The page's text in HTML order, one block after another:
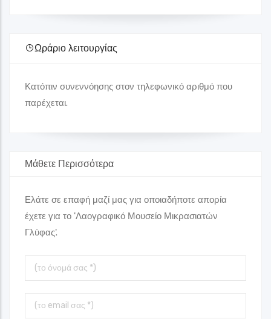
Ωράριο λειτουργίας
Κατόπιν συνεννόησης στον τηλεφωνικό αριθμό που
παρέχεται.
Μάθετε Περισσότερα
Ελάτε σε επαφή μαζί μας για οποιαδήποτε απορία
έχετε για το 'Λαογραφικό Μουσείο Μικρασιατών
Γλύφας'.
Το
όνομά
σας
Email